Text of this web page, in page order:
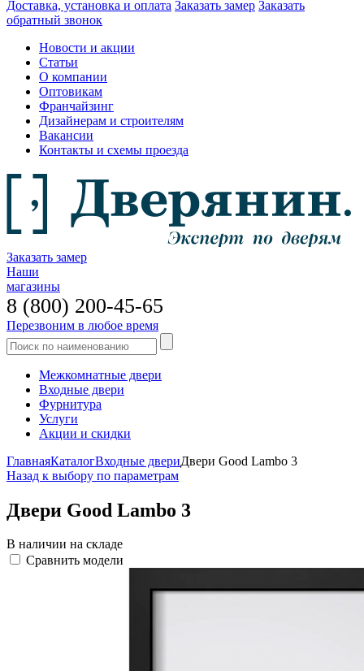
Доставка, установка и оплата Заказать замер Заказать
обратный звонок
Новости и акции
Статьи
О компании
Оптовикам
Франчайзинг
Дизайнерам и строителям
Вакансии
Контакты и схемы проезда
Заказать замер
Наши
магазины
8 (800) 200-45-65
Перезвоним в любое время
Межкомнатные двери
Входные двери
Фурнитура
Услуги
Акции и скидки
ГлавнаяКаталогВходные двериДвери Good Lambo 3
Назад к выбору по параметрам
Двери Good Lambo 3
В наличии на складе
Сравнить модели